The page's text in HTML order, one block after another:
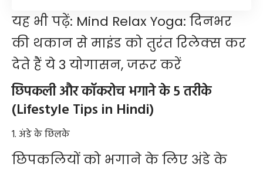
यह भी पढ़ें: Mind Relax Yoga: दिनभर
की थकान से माइंड को तुरंत रिलेक्स कर
देते हैं ये 3 योगासन, जरूर करें
छिपकली और कॉकरोच भगाने के 5 तरीके
(Lifestyle Tips in Hindi)
1. अंडे के छिलके
छिपकलियों को भगाने के लिए अंडे के